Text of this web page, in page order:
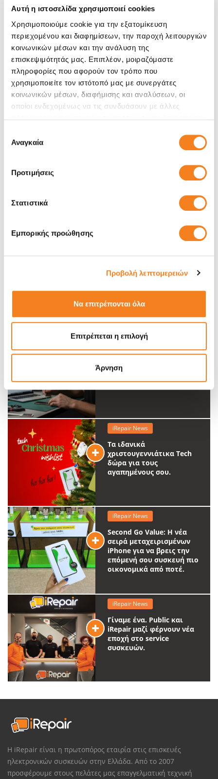
Αυτή η ιστοσελίδα χρησιμοποιεί cookies
Χρησιμοποιούμε cookie για την εξατομίκευση
περιεχομένου και διαφημίσεων, την παροχή λειτουργιών
κοινωνικών μέσων και την ανάλυση της
επισκεψιμότητάς μας. Επιπλέον, μοιραζόμαστε
πληροφορίες που αφορούν τον τρόπο που
χρησιμοποιείτε τον ιστότοπό μας με συνεργάτες
κοινωνικών μέσων, διαφήμισης και αναλύσεων, οι
οποίοι ενδεχομένως να τις συνδυάσουν με άλλες
των υπηρεσιών τους.
συγκατάθεσης
Αναγκαία
Προτιμήσεις
Στατιστικά
Εμπορικής προώθησης
Προβολή λεπτομερειών
Να επιτρέπονται όλα
Επιτρέπεται η επιλογή
Άρνηση
H iRepair για
εξειδικευμένες επισκευές
iRepair News
Πέντε μύθοι για τις
συσκευές σου που
καταρρίπτουν οι
iRepair Experts.
iRepair News
Τα ιδανικά
χριστουγεννιάτικα Tech
δώρα για τους
αγαπημένους σου.
iRepair News
Second Go Value: Η νέα
σειρά μεταχειρισμένων
iPhone για να βρεις την
επόμενή σου συσκευή πιο
οικονομικά από ποτέ.
iRepair News
Γίναμε ένα. Public και
iRepair μαζί φέρνουν νέα
εποχή στο service
συσκευών.
Η iRepair είναι η πρωτοπόρος εταιρία στις επισκευές
ηλεκτρονικών συσκευών στην Ελλάδα. Από το 2007
προσφέρουμε στους πελάτες μας επαγγελματική τεχνική